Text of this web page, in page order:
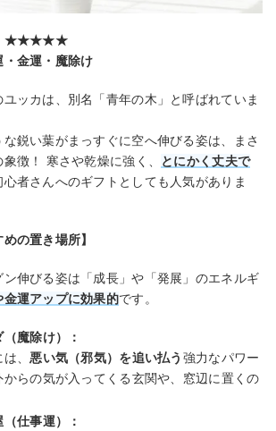
：★★★★★
・金運・魔除け
ッカは、別名「青年の木」と呼ばれていま
鋭い葉がまっすぐに空へ伸びる姿は、まさ
徴！ 寒さや乾燥に強く、
とにかく丈夫で
心者さんへのギフトとしても人気がありま
の置き場所】
ン伸びる姿は「成長」や「発展」のエネルギ
金運アップに効果的です。
魔除け）：
、 悪い気（邪気）を追い払う 強力なパワー
からの気が入ってくる玄関や、窓辺に置くの
仕事運）：